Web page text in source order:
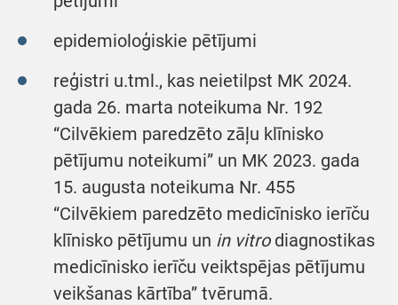
epidemioloģiskie pētījumi
reģistri u.tml., kas neietilpst MK 2024.
gada 26. marta noteikuma Nr. 192
“Cilvēkiem paredzēto zāļu klīnisko
pētījumu noteikumi” un MK 2023. gada
15. augusta noteikuma Nr. 455
“Cilvēkiem paredzēto medicīnisko ierīču
klīnisko pētījumu un in vitrodiagnostikas
medicīnisko ierīču veiktspējas pētījumu
veikšanas kārtība” tvērumā.